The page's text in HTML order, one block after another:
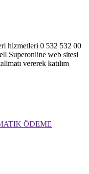
hizmetleri 0 532 532 00
Superonline web sitesi
vererek katılım
ÖDEME